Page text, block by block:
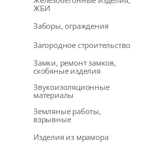
ЖБИ
Заборы, ограждения
Загородное строительство
Замки, ремонт замков,
скобяные изделия
Звукоизоляционные
материалы
Земляные работы,
взрывные
Изделия из мрамора